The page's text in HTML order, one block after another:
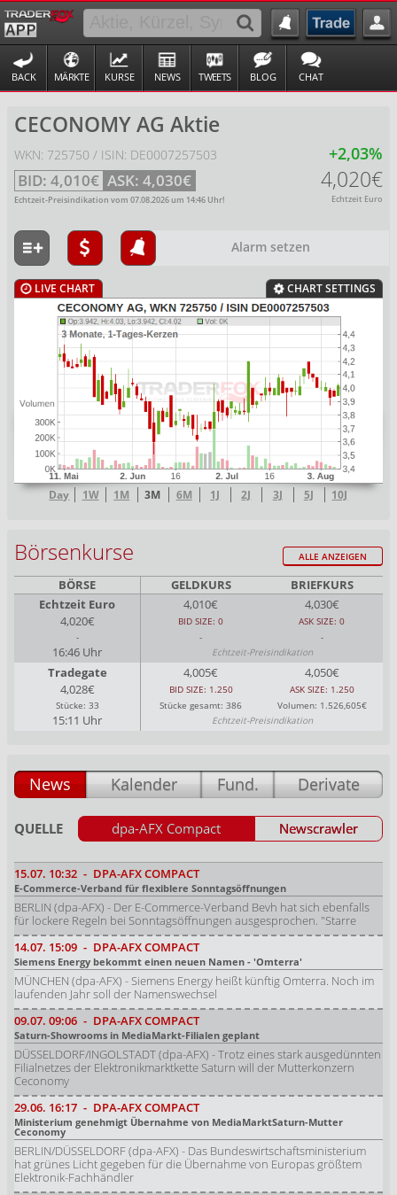
BACK MÄRKTE KURSE NEWS TWEETS BLOG CHAT
CECONOMY AG Aktie
WKN: 725750 / ISIN: DE0007257503
BID:4,010€ ASK:4,030€
Echtzeit-Preisindikation vom 07.08.2026um 14:46 Uhr!
+2,03%
4,020€
Echtzeit Euro
Alarm setzen
LIVE CHART CHART SETTINGS
Day 1W 1M 3M 6M 1J 2J 3J 5J 10J
Börsenkurse ALLE ANZEIGEN
BÖRSE GELDKURS
BRIEFKURS
Echtzeit Euro
4,010€
4,030€
4,020€
BID SIZE: 0
ASK SIZE: 0
-
- -
16:46 Uhr Echtzeit-Preisindikation
Tradegate 4,005€
4,050€
4,028€
BID SIZE: 1.250
ASK SIZE: 1.250
Stücke: 33
Stücke gesamt: 386 Volumen: 1.526,605€
15:11 Uhr Echtzeit-Preisindikation
News Kalender Fund. Derivate
QUELLE dpa-AFX Compact Newscrawler
15.07. 10:32 - DPA-AFX COMPACT
E-Commerce-Verband für flexiblere Sonntagsöffnungen
BERLIN (dpa-AFX) - Der E-Commerce-Verband Bevh hat sich ebenfalls
für lockere Regeln bei Sonntagsöffnungen ausgesprochen. "Starre
14.07. 15:09 - DPA-AFX COMPACT
Siemens Energy bekommt einen neuen Namen - 'Omterra'
MÜNCHEN (dpa-AFX) - Siemens Energy heißt künftig Omterra. Noch im
laufenden Jahr soll der Namenswechsel
09.07. 09:06 - DPA-AFX COMPACT
Saturn-Showrooms in MediaMarkt-Filialen geplant
DÜSSELDORF/INGOLSTADT (dpa-AFX) - Trotz eines stark ausgedünnten
Filialnetzes der Elektronikmarktkette Saturn will der Mutterkonzern
Ceconomy
29.06. 16:17 - DPA-AFX COMPACT
Ministerium genehmigt Übernahme von MediaMarktSaturn-Mutter
Ceconomy
BERLIN/DÜSSELDORF (dpa-AFX) - Das Bundeswirtschaftsministerium
hat grünes Licht gegeben für die Übernahme von Europas größtem
Elektronik-Fachhändler